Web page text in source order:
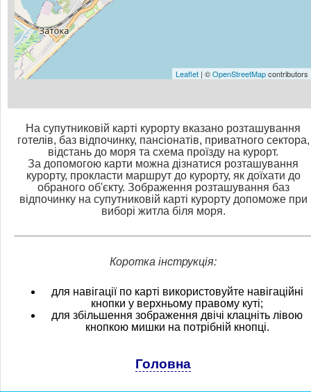
Leaflet | ©OpenStreetMapcontributors
На супутниковій карті курорту вказано розташування
готелів, баз відпочинку, пансіонатів, приватного сектора,
відстань до моря та схема проїзду на курорт.
За допомогою карти можна дізнатися розташування
курорту, прокласти маршрут до курорту, як доїхати до
обраного об'єкту. Зображення розташування баз
відпочинку на супутниковій карті курорту допоможе при
виборі житла біля моря.
Коротка інструкція:
для навігації по карті використовуйте навігаційні
кнопки у верхньому правому куті;
для збільшення зображення двічі клацніть лівою
кнопкою мишки на потрібній кнопці.
Головна